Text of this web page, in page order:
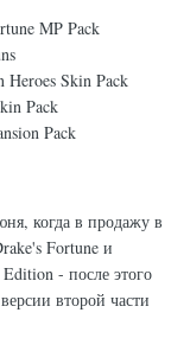
MP Pack
Heroes Skin Pack
Pack
Pack
когда в продажу в
Fortune и
- после этого
второй части